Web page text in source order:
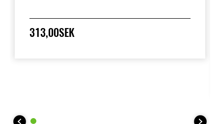
313,00SEK